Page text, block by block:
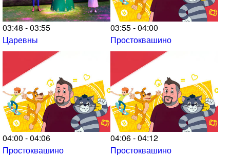
03:48 - 03:55
Царевны
03:55 - 04:00
Простоквашино
04:00 - 04:06
Простоквашино
04:06 - 04:12
Простоквашино